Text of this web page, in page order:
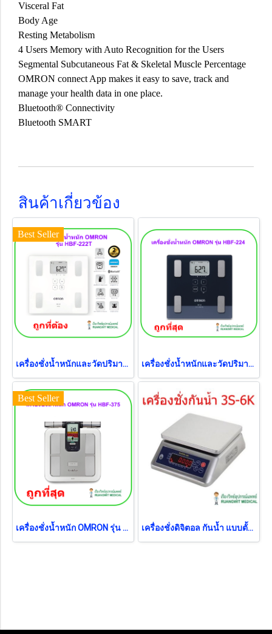
Visceral Fat
Body Age
Resting Metabolism
4 Users Memory with Auto Recognition for the Users
Segmental Subcutaneous Fat & Skeletal Muscle Percentage
OMRON connect App makes it easy to save, track and
manage your health data in one place.
Bluetooth® Connectivity
Bluetooth SMART
สินค้าเกี่ยวข้อง
Best Seller
เครื่องชั่งน้ำหนักและวัดปริมาณไขมัน OMRON รุ่น HBF-222T (ประกันศูนย์ไทย 2 ปี) เครื่องชั่งน้ำหนักและวัดปริมาณไขมัน OMRON รุ่น HBF-224 (ประกันศูนย์ไทย 2 ปี)
Best Seller
เครื่องชั่งน้ำหนัก OMRON รุ่น HBF-375 (เครื่องวัดองค์ประกอบร่างกาย Body Composition Monitor) (ประกันศูนย์ไทย 2 ปี) เครื่องชั่งดิจิตอล กันน้ำ แบบตั้งโต๊ะ Super SS รุ่น 3S-6K